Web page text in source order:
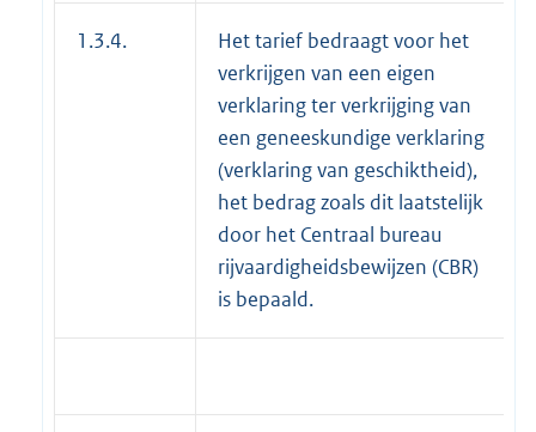
1.3.4.
Het tarief bedraagt voor het
verkrijgen van een eigen
verklaring ter verkrijging van
een geneeskundige verklaring
(verklaring van geschiktheid),
het bedrag zoals dit laatstelijk
door het Centraal bureau
rijvaardigheidsbewijzen (CBR)
is bepaald.